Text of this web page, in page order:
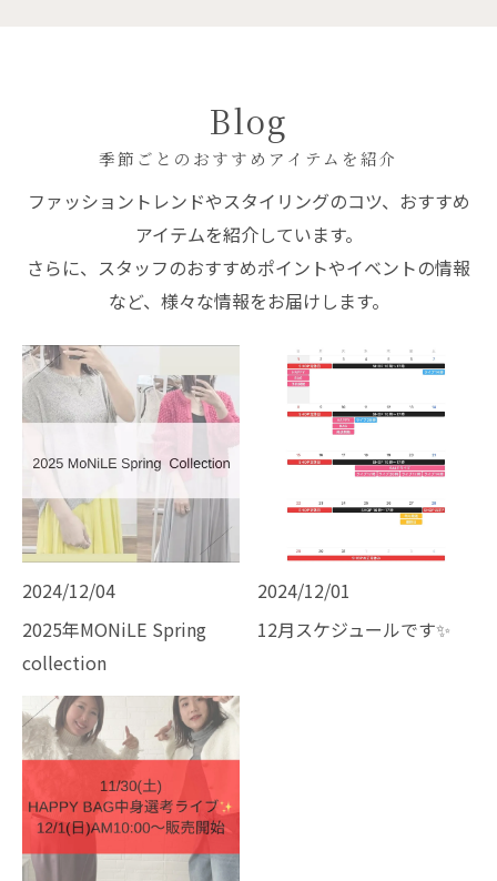
季節ごとのおすすめアイテムを紹介
Blog
ファッショントレンドやスタイリングのコツ、おすすめ
アイテムを紹介しています。
さらに、スタッフのおすすめポイントやイベントの情報
など、様々な情報をお届けします。
2024/12/04
2025年MONiLE Spring
collection
2024/12/01
12月スケジュールです✨